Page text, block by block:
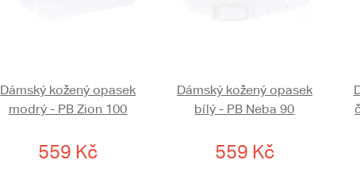
Dámský kožený opasek
modrý - PB Zion 100
559 Kč
Dámský kožený opasek
bílý - PB Neba 90
559 Kč